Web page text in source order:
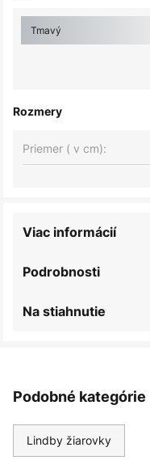
Tmavý
Rozmery
Priemer ( v cm):
Podrobnosti
Viac informácií
Na stiahnutie
Podobné kategórie
Lindby žiarovky